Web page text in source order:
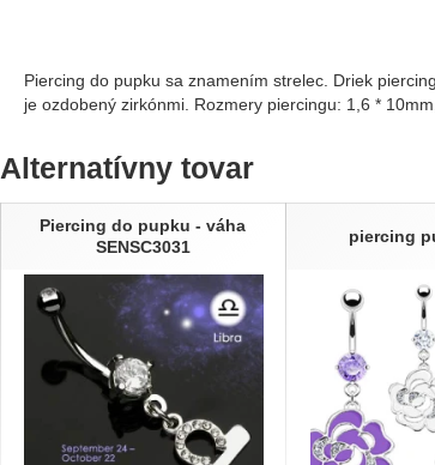
Piercing do pupku sa znamením strelec. Driek
je ozdobený zirkónmi. Rozmery piercingu: 1,6 *
Alternatívny tovar
Piercing do pupku - váha
SENSC3031
piercing